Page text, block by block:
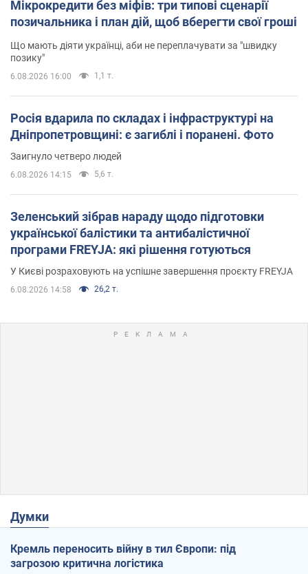
Мікрокредити без міфів: три типові сценарії
позичальника і план дій, щоб вберегти свої гроші
Що мають діяти українці, аби не переплачувати за "швидку
позику"
6.08.2026 16:00 1,1 т.
Росія вдарила по складах і інфраструктурі на
Дніпропетровщині: є загиблі і поранені. Фото
Заигнуло четверо людей
6.08.2026 14:15 5,6 т.
Зеленський зібрав нараду щодо підготовки
української балістики та антибалістичної
програми FREYJA: які рішення готуються
У Києві розраховують на успішне завершення проєкту FREYJA
6.08.2026 14:58 26,2 т.
Думки
Кремль переносить війну в тил Європи: під
загрозою критична логістика